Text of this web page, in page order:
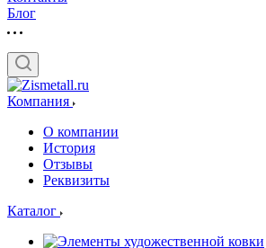
Блог
Компания
О компании
История
Отзывы
Реквизиты
Каталог